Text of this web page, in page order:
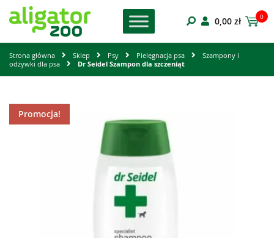
0,00 zł 0
Strona główna Sklep Psy Pielęgnacja psa
Szampony i
odżywki dla psa
Dr Seidel Szampon dla szczeniąt
Promocja!